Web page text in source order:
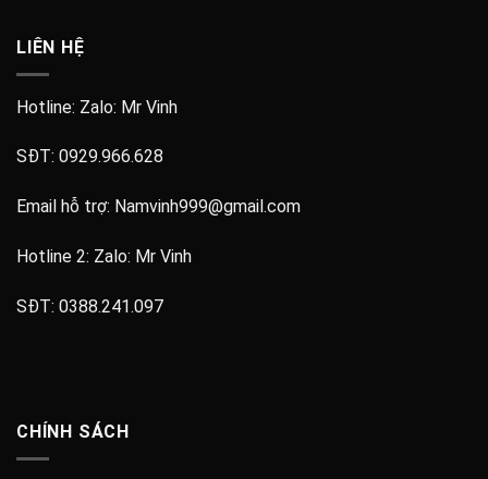
LIÊN HỆ
Hotline: Zalo: Mr Vinh
SĐT: 0929.966.628
Email hỗ trợ: Namvinh999@gmail.com
Hotline 2: Zalo: Mr Vinh
SĐT: 0388.241.097
CHÍNH SÁCH